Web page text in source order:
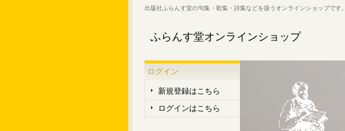
出版社ふらんす堂の句集・歌集・詩集などを扱うオンラインショップです。
ふらんす堂オンラインショップ
ログイン
新規登録はこちら
ログインはこちら